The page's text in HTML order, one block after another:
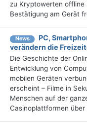
zu Kryptowerten offline
Bestätigung am Gerät
News
PC,
verändern die
Die Geschichte der
Entwicklung von
mobilen Geräten
erscheint – Filme in
Menschen auf der
Casinoplattformen über